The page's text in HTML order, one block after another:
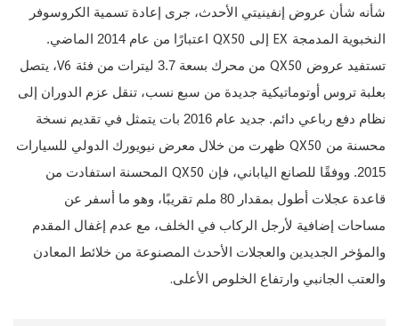
شأنه شأن عروض إنفينيتي الأحدث، جرى إعادة تسمية الكروسوفر
النخبوية المدمجة
إلى
اعتبارًا من عام 2014 الماضي.
تستفيد عروض
من محرك بسعة 3.7 ليترات من فئة
، يتصل
بعلبة تروس أوتوماتيكية جديدة من سبع نسب، تنقل عزم الدوران إلى
نظام دفع رباعي دائم. جديد عام 2016 بات يتمثل في تقديم نسخة
محسنة من
ظهرت من خلال معرض نيويورك الدولي للسيارات
2015. ووفقًا للصانع الياباني، فإن
المحسنة استفادت من
قاعدة عجلات أطول بمقدار 80 ملم تقريبًا، وهو ما أسفر عن
مساحات إضافية لأرجل الركاب في الخلف، مع عدم إغفال المقدم
والمؤخر الجديدين والعجلات الأحدث المصنوعة من خلائط المعادن
والعتب الجانبي وارتفاع الخلوص الأعلى.